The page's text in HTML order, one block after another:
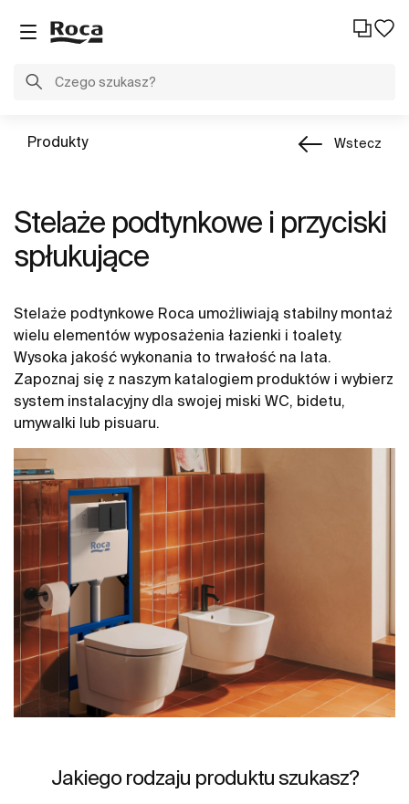
Produkty Wstecz
Stelaże podtynkowe i przyciski
spłukujące
Stelaże podtynkowe Roca umożliwiają stabilny montaż
wielu elementów wyposażenia łazienki i toalety.
Wysoka jakość wykonania to trwałość na lata.
Zapoznaj się z naszym katalogiem produktów i wybierz
system instalacyjny dla swojej miski WC, bidetu,
umywalki lub pisuaru.
Jakiego rodzaju produktu szukasz?